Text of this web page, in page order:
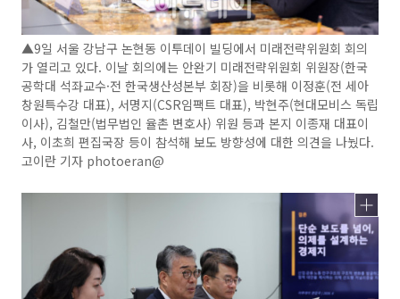
▲9일 서울 강남구 논현동 이투데이 빌딩에서 미래전략위원회 회의
가 열리고 있다. 이날 회의에는 안완기 미래전략위원회 위원장(한국
공학대 석좌교수·전 한국생산성본부 회장)을 비롯해 이정훈(전 세아
창원특수강 대표), 서명지(CSR임팩트 대표), 박현주(현대모비스 독립
이사), 김철만(법무법인 율촌 변호사) 위원 등과 본지 이종재 대표이
사, 이초희 편집국장 등이 참석해 보도 방향성에 대한 의견을 나눴다.
고이란 기자 photoeran@